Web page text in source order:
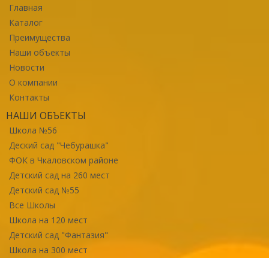
Главная
Каталог
Преимущества
Наши объекты
Новости
О компании
Контакты
НАШИ ОБЪЕКТЫ
Школа №56
Деский сад "Чебурашка"
ФОК в Чкаловском районе
Детский сад на 260 мест
Детский сад №55
Все Школы
Школа на 120 мест
Детский сад "Фантазия"
Школа на 300 мест